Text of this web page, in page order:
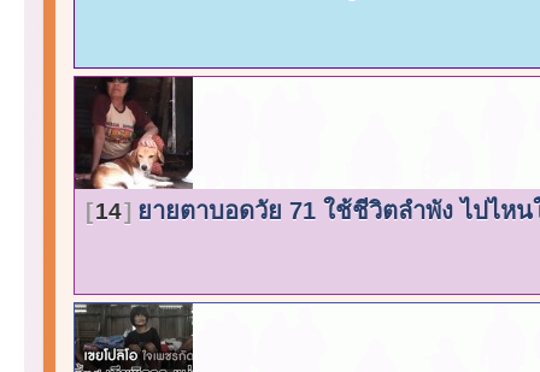
14 ยายตาบอดวัย 71 ใช้ชีวิตลำพัง ไปไห